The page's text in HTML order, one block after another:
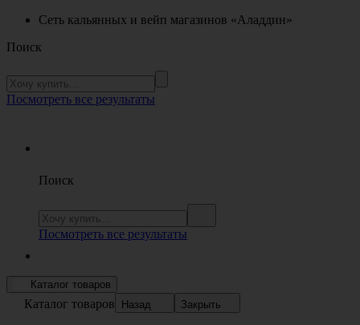
Сеть кальянных и вейп магазинов «Аладдин»
Поиск
Посмотреть все результаты
Поиск
Посмотреть все результаты
Каталог товаров
Каталог товаров Назад Закрыть